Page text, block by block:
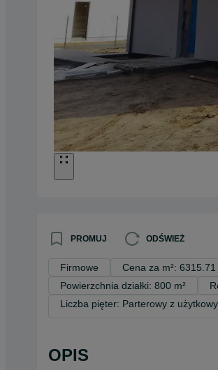
PROMUJ ODŚWIEŻ
Firmowe Cena za m²: 6315.71
Powierzchnia działki: 800 m²
Liczba pięter: Parterowy z
OPIS